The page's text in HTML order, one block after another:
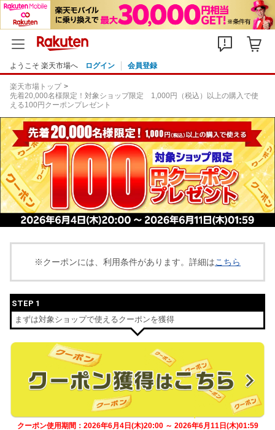
ようこそ 楽天市場へ ログイン 会員登録
楽天市場トップ
先着20,000名様限定！対象ショップ限定 1,000円（税込）以上の購入で使
える100円クーポンプレゼント
※クーポンには、利用条件があります。詳細はこちら
STEP 1
まずは対象ショップで使えるクーポンを獲得
クーポン使用期間：2026年6月4日(木)20:00 ～ 2026年6月11日(木)01:59